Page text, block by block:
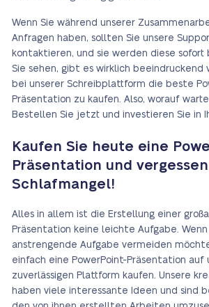
Wenn Sie während unserer
Anfragen haben, sollten Sie unsere
kontaktieren, und sie werden diese sofort
Sie sehen, gibt es wirklich beeindruckend
bei unserer Schreibplattform die beste
Präsentation zu kaufen. Also, worauf
Bestellen Sie jetzt und investieren Sie in
Kaufen Sie heute eine
Präsentation und
Schlafmangel!
Alles in allem ist die Erstellung einer
Präsentation keine leichte Aufgabe. Wenn
anstrengende Aufgabe vermeiden
einfach eine PowerPoint-Präsentation auf
zuverlässigen Plattform kaufen. Unsere
haben viele interessante Ideen und sind